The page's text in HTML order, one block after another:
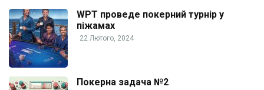
WPT проведе покерний турнір у
піжамах
22 Лютого, 2024
Покерна задача №2